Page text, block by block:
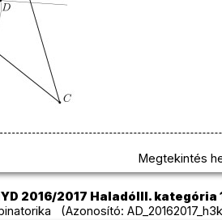
Megtekintés
2016/2017 HaladóIII.
(Azonosító: